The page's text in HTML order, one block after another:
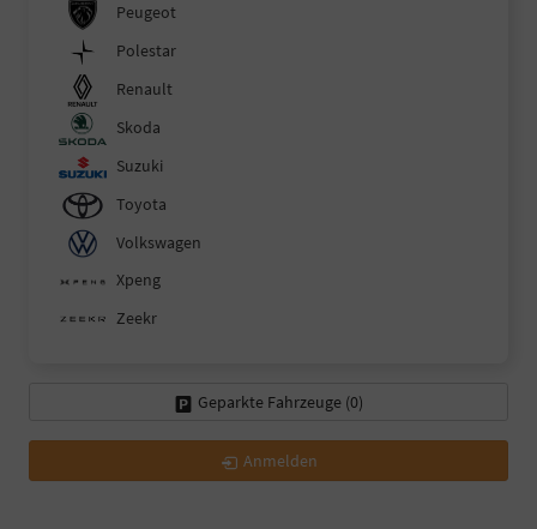
Peugeot
Polestar
Renault
Skoda
Suzuki
Toyota
Volkswagen
Xpeng
Zeekr
Geparkte Fahrzeuge (0)
Anmelden